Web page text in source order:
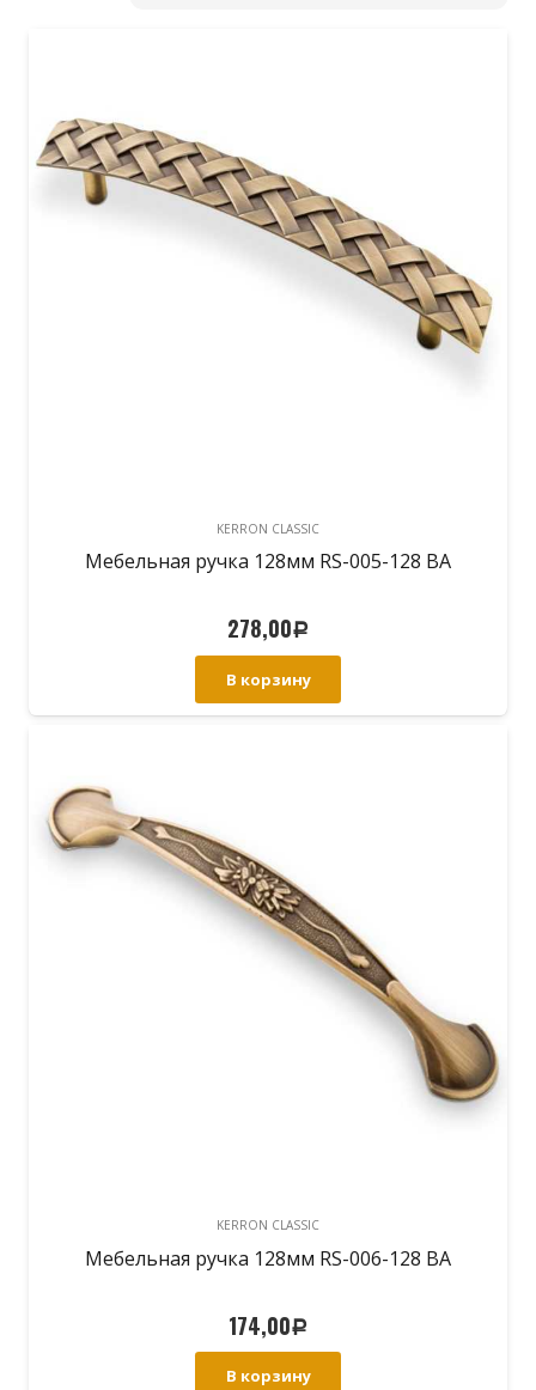
KERRON CLASSIC
Мебельная ручка 128мм RS-005-128 BA
278,00Р
В корзину
KERRON CLASSIC
Мебельная ручка 128мм RS-006-128 BA
174,00Р
В корзину